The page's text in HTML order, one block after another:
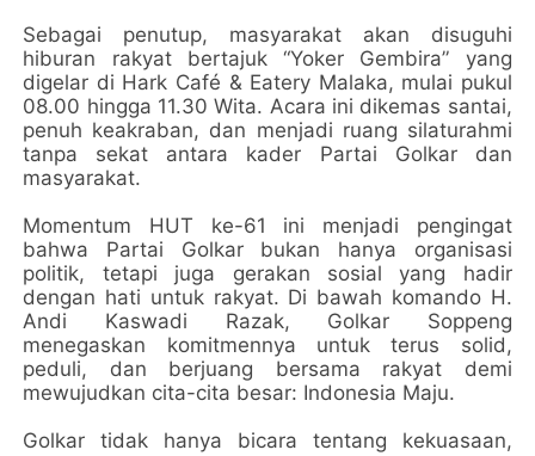
Sebagai penutup, masyarakat akan disuguhi
hiburan rakyat bertajuk “Yoker Gembira” yang
digelar di Hark Café & Eatery Malaka, mulai pukul
08.00 hingga 11.30 Wita. Acara ini dikemas santai,
penuh keakraban, dan menjadi ruang silaturahmi
tanpa sekat antara kader Partai Golkar dan
masyarakat.
Momentum HUT ke-61 ini menjadi pengingat
bahwa Partai Golkar bukan hanya organisasi
politik, tetapi juga gerakan sosial yang hadir
dengan hati untuk rakyat. Di bawah komando H.
Andi Kaswadi Razak, Golkar Soppeng
menegaskan komitmennya untuk terus solid,
peduli, dan berjuang bersama rakyat demi
mewujudkan cita-cita besar: Indonesia Maju.
Golkar tidak hanya bicara tentang kekuasaan,